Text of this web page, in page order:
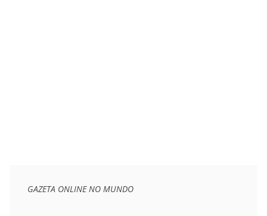
GAZETA ONLINE NO MUNDO